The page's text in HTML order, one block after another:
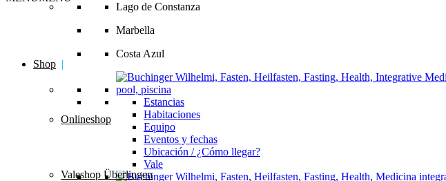
Shop |
Onlineshop
Valeshop Überlingen
Lago de Constanza
Marbella
Costa Azul
Estancias
Habitaciones
Equipo
Eventos y fechas
Ubicación / ¿Cómo llegar?
Vale